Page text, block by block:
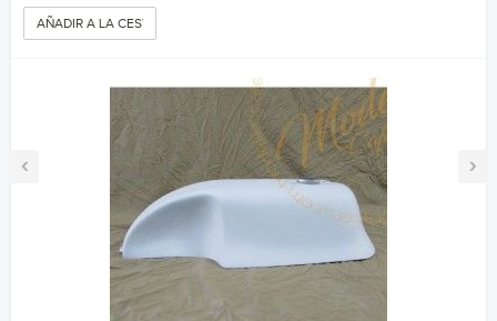
‹ ›
AÑADIR A LA CESTA